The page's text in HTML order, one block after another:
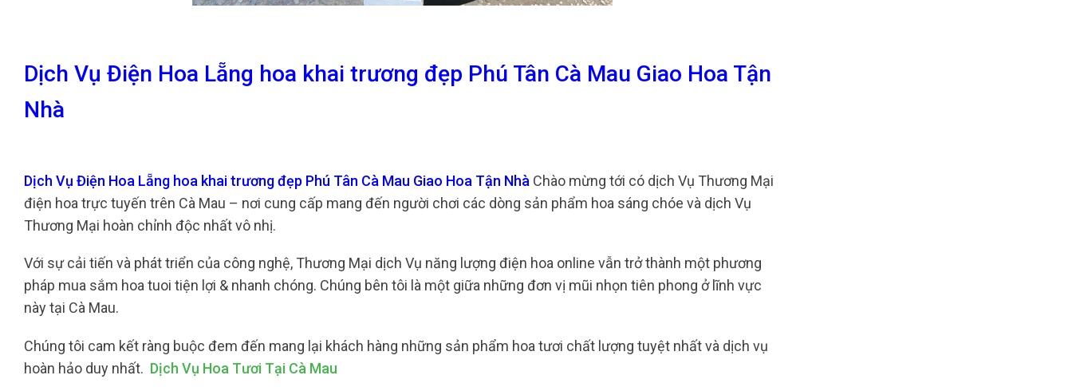
Dịch Vụ Điện Hoa Lẵng hoa khai trương đẹp Phú Tân Cà Mau Giao Hoa Tận
Nhà
Dịch Vụ Điện Hoa Lẵng hoa khai trương đẹp Phú Tân Cà Mau Giao Hoa Tận Nhà Chào mừng tới có dịch Vụ Thương Mại
điện hoa trực tuyến trên Cà Mau – nơi cung cấp mang đến người chơi các dòng sản phẩm hoa sáng chóe và dịch Vụ
Thương Mại hoàn chỉnh độc nhất vô nhị.
Với sự cải tiến và phát triển của công nghệ, Thương Mại dịch Vụ năng lượng điện hoa online vẫn trở thành một phương
pháp mua sắm hoa tuoi tiện lợi & nhanh chóng. Chúng bên tôi là một giữa những đơn vị mũi nhọn tiên phong ở lĩnh vực
này tại Cà Mau.
Chúng tôi cam kết ràng buộc đem đến mang lại khách hàng những sản phẩm hoa tươi chất lượng tuyệt nhất và dịch vụ
hoàn hảo duy nhất. Dịch Vụ Hoa Tươi Tại Cà Mau